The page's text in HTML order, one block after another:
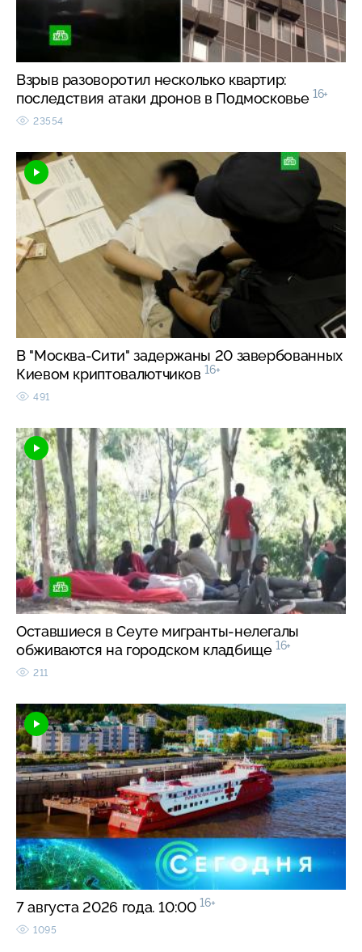
Взрыв разоворотил несколько квартир:
последствия атаки дронов в Подмосковье 16+
23554
В "Москва-Сити" задержаны 20 завербованных
Киевом криптовалютчиков 16+
491
Оставшиеся в Сеуте мигранты-нелегалы
обживаются на городском кладбище 16+
211
7 августа 2026 года. 10:00 16+
1095